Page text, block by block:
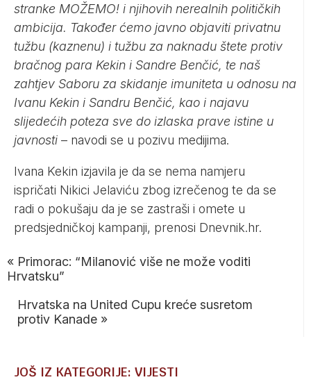
stranke MOŽEMO! i njihovih nerealnih političkih
ambicija. Također ćemo javno objaviti privatnu
tužbu (kaznenu) i tužbu za naknadu štete protiv
bračnog para Kekin i Sandre Benčić, te naš
zahtjev Saboru za skidanje imuniteta u odnosu na
Ivanu Kekin i Sandru Benčić, kao i najavu
slijedećih poteza sve do izlaska prave istine u
javnosti – navodi se u pozivu medijima.
Ivana Kekin izjavila je da se nema namjeru
ispričati Nikici Jelaviću zbog izrečenog te da se
radi o pokušaju da je se zastraši i omete u
predsjedničkoj kampanji, prenosi Dnevnik.hr.
« Primorac: “Milanović više ne može voditi
Hrvatsku”
Hrvatska na United Cupu kreće susretom
protiv Kanade »
JOŠ IZ KATEGORIJE: VIJESTI